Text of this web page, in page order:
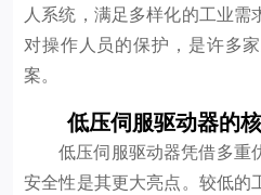
人系统，满足多样化的工业需
对操作人员的保护，是许多
案。
低压伺服驱动器的
低压伺服驱动器凭借多重
安全性是其更大亮点。较低的